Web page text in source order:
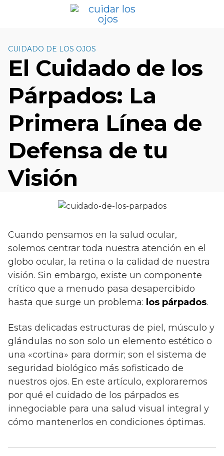
CUIDADO DE LOS OJOS
El Cuidado de los
Párpados: La
Primera Línea de
Defensa de tu
Visión
Cuando pensamos en la salud ocular,
solemos centrar toda nuestra atención en el
globo ocular, la retina o la calidad de nuestra
visión. Sin embargo, existe un componente
crítico que a menudo pasa desapercibido
hasta que surge un problema: los párpados.
Estas delicadas estructuras de piel, músculo y
glándulas no son solo un elemento estético o
una «cortina» para dormir; son el sistema de
seguridad biológico más sofisticado de
nuestros ojos. En este artículo, exploraremos
por qué el cuidado de los párpados es
innegociable para una salud visual integral y
cómo mantenerlos en condiciones óptimas.